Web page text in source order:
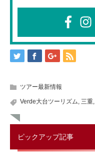
ツアー最新情報
Verde大台ツーリズム, 三重,
ピックアップ記事